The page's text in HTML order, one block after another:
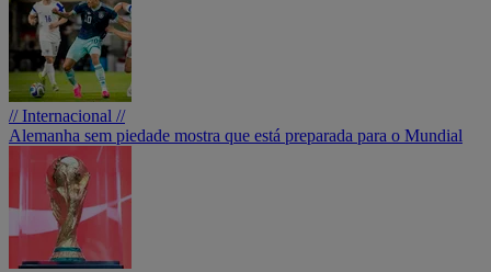
// Internacional //
Alemanha sem piedade mostra que está preparada para o Mundial